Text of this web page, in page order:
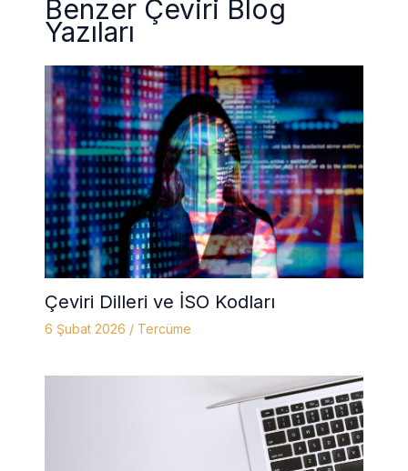
Benzer Çeviri Blog
Yazıları
Çeviri Dilleri ve İSO Kodları
6 Şubat 2026 / Tercüme